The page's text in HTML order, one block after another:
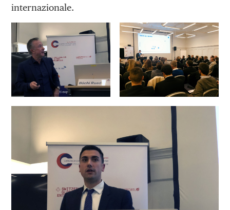
internazionale.